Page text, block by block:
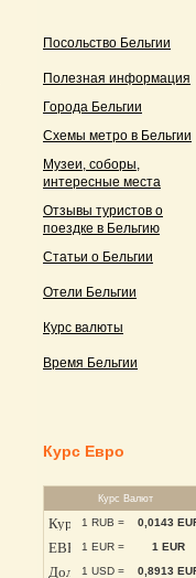
Посольство Бельгии
Полезная информация
Города Бельгии
Схемы метро в Бельгии
Музеи, соборы,
интересные места
Отзывы туристов о
поездке в Бельгию
Статьи о Бельгии
Отели Бельгии
Курс валюты
Время Бельгии
Курс Евро
Курс Валют
1 RUB =
0,0143
1 EUR =
1 EUR
1 USD =
0,8913